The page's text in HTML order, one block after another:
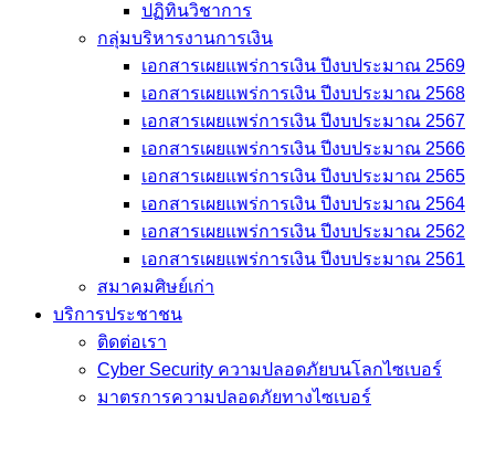
ปฏิทินวิชาการ
กลุ่มบริหารงานการเงิน
เอกสารเผยแพร่การเงิน ปีงบประมาณ 2569
เอกสารเผยแพร่การเงิน ปีงบประมาณ 2568
เอกสารเผยแพร่การเงิน ปีงบประมาณ 2567
เอกสารเผยแพร่การเงิน ปีงบประมาณ 2566
เอกสารเผยแพร่การเงิน ปีงบประมาณ 2565
เอกสารเผยแพร่การเงิน ปีงบประมาณ 2564
เอกสารเผยแพร่การเงิน ปีงบประมาณ 2562
เอกสารเผยแพร่การเงิน ปีงบประมาณ 2561
สมาคมศิษย์เก่า
บริการประชาชน
ติดต่อเรา
Cyber Security ความปลอดภัยบนโลกไซเบอร์
มาตรการความปลอดภัยทางไซเบอร์